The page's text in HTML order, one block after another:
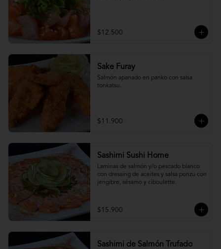
$12.500
Sake Furay
Salmón apanado en panko con salsa
tonkatsu.
$11.900
Sashimi Sushi Home
Laminas de salmón y/o pescado blanco
con dressing de aceites y salsa ponzu con
jengibre, sésamo y ciboulette.
$15.900
Sashimi de Salmón Trufado